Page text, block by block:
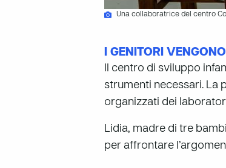
Una collaboratrice del centro
I GENITORI
Il centro di sviluppo
strumenti necessari. La
organizzati dei
Lidia, madre di tre
per affrontare